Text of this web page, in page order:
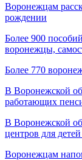
Воронежцам
рождении
Более 900
воронежцы,
Более 770
В Воронежской
работающих
В Воронежской
центров для
Воронежцам